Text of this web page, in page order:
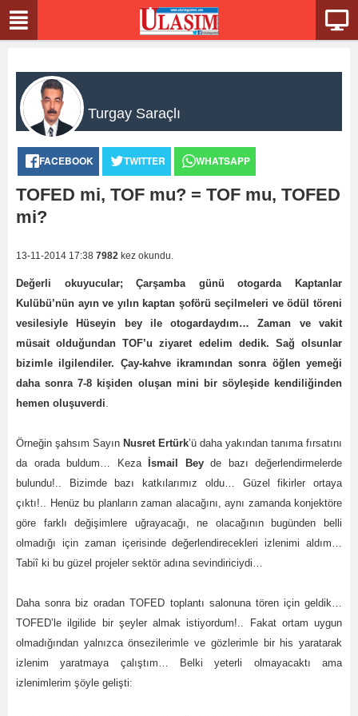
Turgay Saraçlı
FACEBOOK TWITTER WHATSAPP
TOFED mi, TOF mu? = TOF mu, TOFED
mi?
13-11-2014 17:38 7982 kez okundu.
Değerli okuyucular; Çarşamba günü otogarda Kaptanlar
Kulübü’nün ayın ve yılın kaptan şoförü seçilmeleri ve ödül töreni
vesilesiyle Hüseyin bey ile otogardaydım… Zaman ve vakit
müsait olduğundan TOF’u ziyaret edelim dedik. Sağ olsunlar
bizimle ilgilendiler. Çay-kahve ikramından sonra öğlen yemeği
daha sonra 7-8 kişiden oluşan mini bir söyleşide kendiliğinden
hemen oluşuverdi.
Örneğin şahsım Sayın Nusret Ertürk’ü daha yakından tanıma fırsatını
da orada buldum… Kezaİsmail Beyde bazı değerlendirmelerde
bulundu!.. Bizimde bazı katkılarımız oldu… Güzel fikirler ortaya
çıktı!.. Henüz bu planların zaman alacağını, aynı zamanda konjektöre
göre farklı değişimlere uğrayacağı, ne olacağının bugünden belli
olmadığı için zaman içerisinde değerlendirecekleri izlenimi aldım…
Tabiî ki bu güzel projeler sektör adına sevindiriciydi…
Daha sonra biz oradan TOFED toplantı salonuna tören için geldik…
TOFED’le ilgilide bir şeyler almak istiyordum!.. Fakat ortam uygun
olmadığından yalnızca önsezilerimle ve gözlerimle bir his yaratarak
izlenim yaratmaya çalıştım… Belki yeterli olmayacaktı ama
izlenimlerim şöyle gelişti: